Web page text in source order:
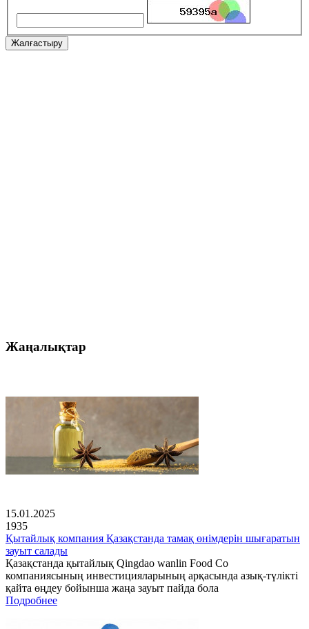
Жалғастыру
Жаңалықтар
15.01.2025
1935
Қытайлық компания Қазақстанда тамақ өнімдерін шығаратын
зауыт салады
Қазақстанда қытайлық Qingdao wanlin Food Co
компаниясының инвестицияларының арқасында азық-түлікті
қайта өңдеу бойынша жаңа зауыт пайда бола
Подробнее